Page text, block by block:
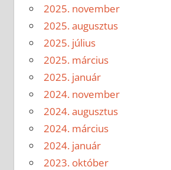
2025. november
2025. augusztus
2025. július
2025. március
2025. január
2024. november
2024. augusztus
2024. március
2024. január
2023. október